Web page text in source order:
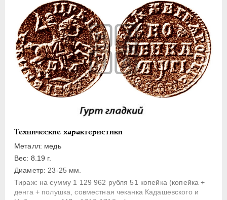
Технические характеристики
Металл: медь
Вес: 8.19 г.
Диаметр: 23-25 мм.
Тираж: на сумму 1 129 962 рубля 51 копейка (копейка +
денга + полушка, совместная чеканка Кадашевского и
Полушка
Полполушки
Пробные
Для Речи Посполитой
Монетовидные жетоны
ЕКАТЕРИНА I 1725-1727
АННА ИОАННОВНА 1730-1740
ИОАНН АНТОНОВИЧ 1740-1741
ЕЛИЗАВЕТА
ПЕТР III 1762-1762
ЕКАТЕРИНА II 1762-1796
ПАВЕЛ I 1796-1801